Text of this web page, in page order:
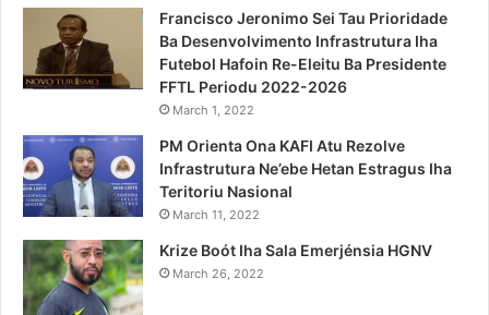
Francisco Jeronimo Sei Tau Prioridade
Ba Desenvolvimento Infrastrutura Iha
Futebol Hafoin Re-Eleitu Ba Presidente
FFTL Periodu 2022-2026
March 1, 2022
PM Orienta Ona KAFI Atu Rezolve
Infrastrutura Ne’ebe Hetan Estragus Iha
Teritoriu Nasional
March 11, 2022
Krize Boót Iha Sala Emerjénsia HGNV
March 26, 2022